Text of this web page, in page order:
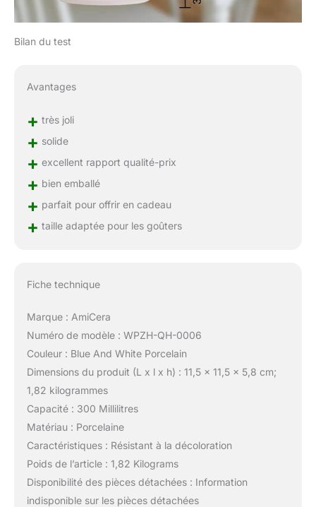
Bilan du test
Avantages
+ très joli
+ solide
+ excellent rapport qualité-prix
+ bien emballé
+ parfait pour offrir en cadeau
+ taille adaptée pour les goûters
Fiche technique
Marque : AmiCera
Numéro de modèle : WPZH-QH-0006
Couleur : Blue And White Porcelain
Dimensions du produit (L x l x h) : 11,5 x 11,5 x 5,8 cm;
1,82 kilogrammes
Capacité : 300 Millilitres
Matériau : Porcelaine
Caractéristiques : Résistant à la décoloration
Poids de l’article : 1,82 Kilograms
Disponibilité des pièces détachées : Information
indisponible sur les pièces détachées